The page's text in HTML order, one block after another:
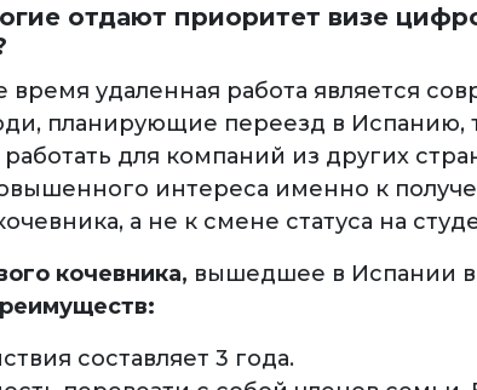
отдают приоритет визе
время удаленная работа является
планирующие переезд в Испанию,
для компаний из других
интереса именно к
а не к смене статуса на
кочевника, вышедшее в Испании в
составляет 3 года.